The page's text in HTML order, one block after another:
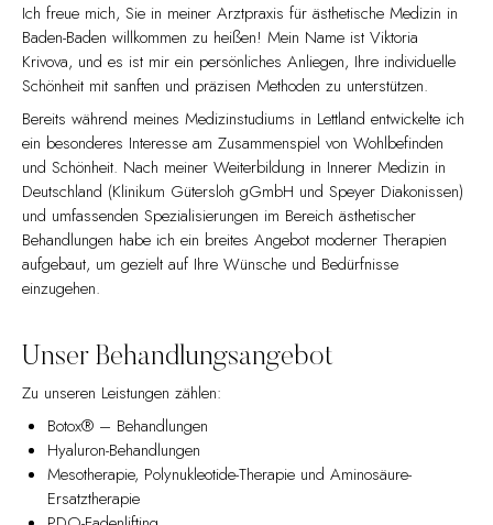
Ich freue mich, Sie in meiner Arztpraxis für ästhetische Medizin in
Baden-Baden willkommen zu heißen! Mein Name ist Viktoria
Krivova, und es ist mir ein persönliches Anliegen, Ihre individuelle
Schönheit mit sanften und präzisen Methoden zu unterstützen.
Bereits während meines Medizinstudiums in Lettland entwickelte ich
ein besonderes Interesse am Zusammenspiel von Wohlbefinden
und Schönheit. Nach meiner Weiterbildung in Innerer Medizin in
Deutschland (Klinikum Gütersloh gGmbH und Speyer Diakonissen)
und umfassenden Spezialisierungen im Bereich ästhetischer
Behandlungen habe ich ein breites Angebot moderner Therapien
aufgebaut, um gezielt auf Ihre Wünsche und Bedürfnisse
einzugehen.
Unser Behandlungsangebot
Zu unseren Leistungen zählen:
Botox® – Behandlungen
Hyaluron-Behandlungen
Mesotherapie, Polynukleotide-Therapie und Aminosäure-
Ersatztherapie